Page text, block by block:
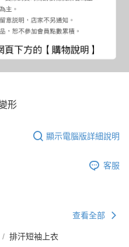
形
顯示電腦版詳細說明
客服
查看全部
排汗短袖上衣